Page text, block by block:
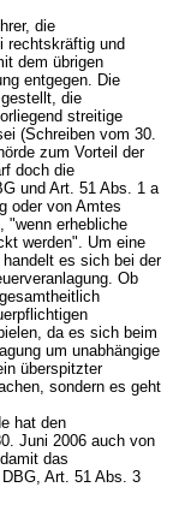
die
rechtskräftig und
dem übrigen
entgegen. Die
die
streitige
(Schreiben vom 30.
zum Vorteil der
doch die
und Art. 51 Abs. 1 a
oder von Amtes
"wenn erhebliche
werden". Um eine
es sich bei der
Ob
da es sich beim
um unabhängige
überspitzter
sondern es geht
hat den
Juni 2006 auch von
das
, Art. 51 Abs. 3